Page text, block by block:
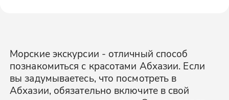
Морские экскурсии - отличный способ
познакомиться с красотами Абхазии. Если
вы задумываетесь, что посмотреть в
Абхазии, обязательно включите в свой